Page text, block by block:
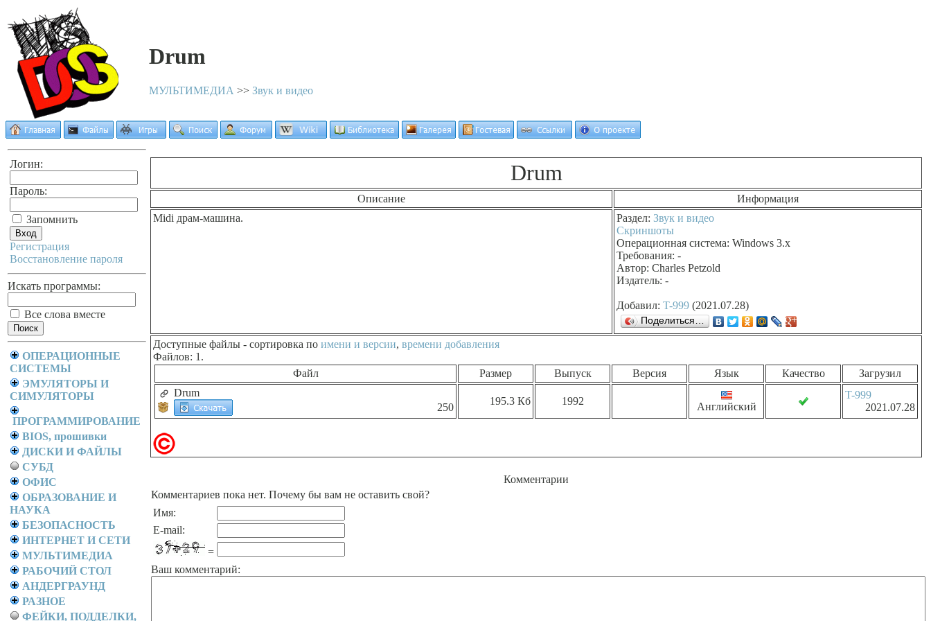
Drum
МУЛЬТИМЕДИА >> Звук и видео
Логин:
Пароль:
Запомнить
Регистрация
Восстановление пароля
Искать программы:
Все слова вместе
ОПЕРАЦИОННЫЕ
СИСТЕМЫ
ЭМУЛЯТОРЫ И
СИМУЛЯТОРЫ
ПРОГРАММИРОВАНИЕ
BIOS, прошивки
ДИСКИ И ФАЙЛЫ
СУБД
ОФИС
ОБРАЗОВАНИЕ И
НАУКА
БЕЗОПАСНОСТЬ
ИНТЕРНЕТ И СЕТИ
МУЛЬТИМЕДИА
РАБОЧИЙ СТОЛ
АНДЕРГРАУНД
РАЗНОЕ
ФЕЙКИ, ПОДДЕЛКИ,
Drum
Описание
Информация
Midi драм-машина.
Раздел: Звук и видео
Скриншоты
Операционная система: Windows 3.x
Требования: -
Автор: Charles Petzold
Издатель: -
Добавил: T-999 (2021.07.28)
Поделиться…
Доступные файлы - сортировка по имени и версии, времени добавления
Файлов: 1.
Файл
Размер Выпуск Версия Язык Качество
Загрузил
Drum
250
195.3 Кб 1992 Английский
T-999
2021.07.28
Комментарии
Комментариев пока нет. Почему бы вам не оставить свой?
Имя:
E-mail:
=
Ваш комментарий: